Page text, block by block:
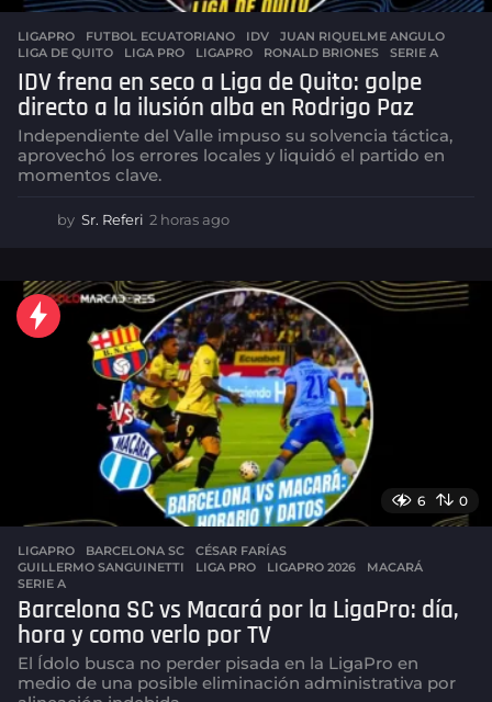
LIGAPRO FUTBOL ECUATORIANO ,IDV ,JUAN RIQUELME ANGULO
LIGA DE QUITO
,LIGA PRO ,LIGAPRO ,RONALD BRIONES ,SERIE A
IDV frena en seco a Liga de Quito: golpe
directo a la ilusión alba en Rodrigo Paz
Independiente del Valle impuso su solvencia táctica,
aprovechó los errores locales y liquidó el partido en
momentos clave.
by Sr. Referi 2 horas ago
r
a
s
a
g
o
6 0
LIGAPRO BARCELONA SC ,CÉSAR FARÍAS
GUILLERMO SANGUINETTI
,LIGA PRO ,LIGAPRO 2026 ,MACARÁ
SERIE A
Barcelona SC vs Macará por la LigaPro: día,
hora y como verlo por TV
El Ídolo busca no perder pisada en la LigaPro en
medio de una posible eliminación administrativa por